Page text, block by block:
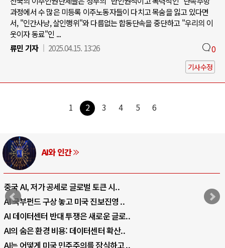
과정에서 수 많은 미등록 이주노동자들이 다치고 목숨을 잃고 있다면
서, "인간사냥, 살인행위"와 다름없는 합동단속을 중단하고 "우리의 이
웃이자 동료"인 ...
류민 기자
2025.04.15. 13:26 0
기사수정
1 2 3 4 5 6
AI와 인간
중국 AI, 저가 공세로 글로벌 토큰 시..
AI 국부펀드 구상 놓고 미국 진보진영 ..
AI 데이터센터 반대 투쟁은 새로운 글로..
AI의 숨은 환경 비용: 데이터센터 확산..
AI는 어떻게 미국 민주주의를 잠식하고 ..